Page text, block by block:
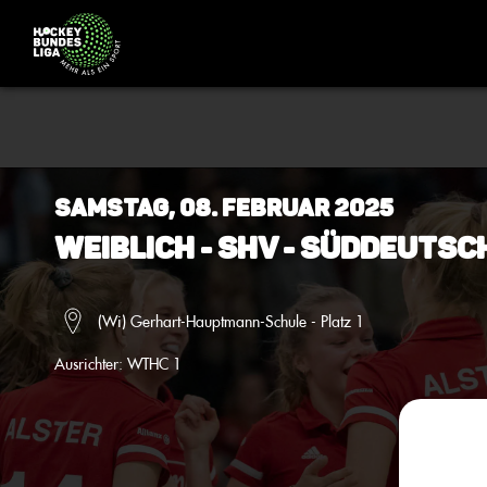
Samstag, 08. Februar 2025
Weiblich - SHV -
(Wi) Gerhart-Hauptmann-Schule - Platz 1
Ausrichter: WTHC 1